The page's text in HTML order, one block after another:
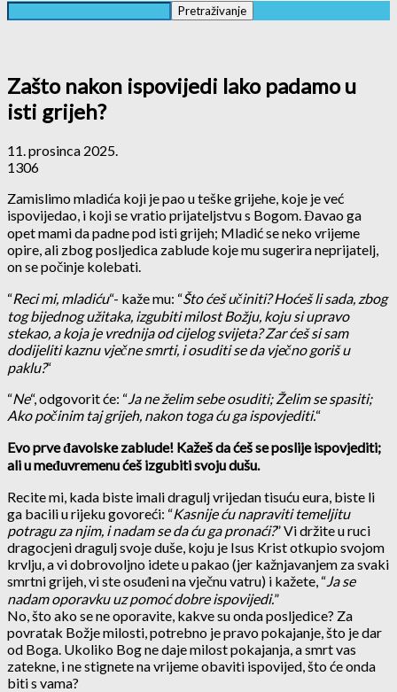
Zašto nakon ispovijedi lako padamo u
isti grijeh?
11. prosinca 2025.
1306
Zamislimo mladića koji je pao u teške grijehe, koje je već
ispovijedao, i koji se vratio prijateljstvu s Bogom. Đavao ga
opet mami da padne pod isti grijeh; Mladić se neko vrijeme
opire, ali zbog posljedica zablude koje mu sugerira neprijatelj,
on se počinje kolebati.
“Reci mi, mladiću“- kaže mu: “Što ćeš učiniti? Hoćeš li sada, zbog
tog bijednog užitaka, izgubiti milost Božju, koju si upravo
stekao, a koja je vrednija od cijelog svijeta? Zar ćeš si sam
dodijeliti kaznu vječne smrti, i osuditi se da vječno goriš u
paklu?“
“Ne“, odgovorit će: “Ja ne želim sebe osuditi; Želim se spasiti;
Ako počinim taj grijeh, nakon toga ću ga ispovjediti.“
Evo prve đavolske zablude! Kažeš da ćeš se poslije ispovjediti;
ali u međuvremenu ćeš izgubiti svoju dušu.
Recite mi, kada biste imali dragulj vrijedan tisuću eura, biste li
ga bacili u rijeku govoreći: “Kasnije ću napraviti temeljitu
potragu za njim, i nadam se da ću ga pronaći?” Vi držite u ruci
dragocjeni dragulj svoje duše, koju je Isus Krist otkupio svojom
krvlju, a vi dobrovoljno idete u pakao (jer kažnjavanjem za svaki
smrtni grijeh, vi ste osuđeni na vječnu vatru) i kažete, “Ja se
nadam oporavku uz pomoć dobre ispovijedi.”
No, što ako se ne oporavite, kakve su onda posljedice? Za
povratak Božje milosti, potrebno je pravo pokajanje, što je dar
od Boga. Ukoliko Bog ne daje milost pokajanja, a smrt vas
zatekne, i ne stignete na vrijeme obaviti ispovijed, što će onda
biti s vama?